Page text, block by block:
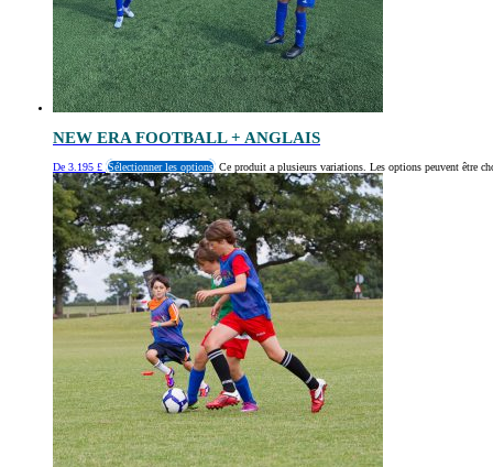
NEW ERA FOOTBALL + ANGLAIS
De 3.195 £ Sélectionner les options Ce produit a plusieurs variations. Les options peuvent être